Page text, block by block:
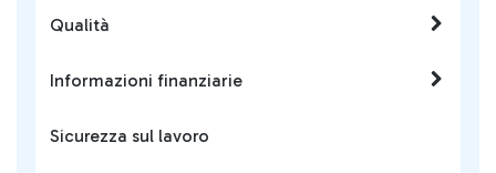
Qualità
Informazioni finanziarie
Sicurezza sul lavoro